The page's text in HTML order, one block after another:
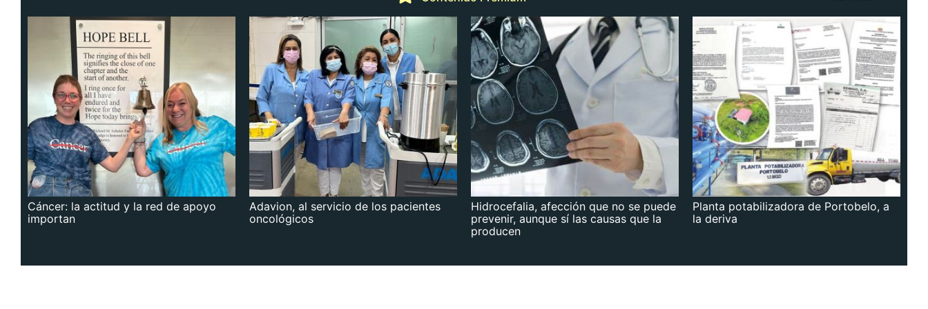
Cáncer: la actitud y la red de apoyo
importan
Adavion, al servicio de los pacientes
oncológicos
Hidrocefalia, afección que no se puede
prevenir, aunque sí las causas que la
producen
Planta potabilizadora de Portobelo, a
la deriva